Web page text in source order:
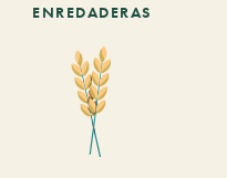
ENREDADERAS